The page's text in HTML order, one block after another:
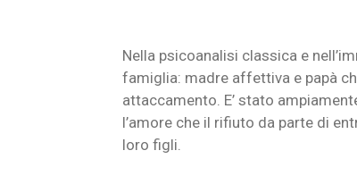
Nella psicoanalisi classica e
famiglia: madre affettiva e papà
attaccamento. E’ stato
l’amore che il rifiuto da parte di
loro figli.